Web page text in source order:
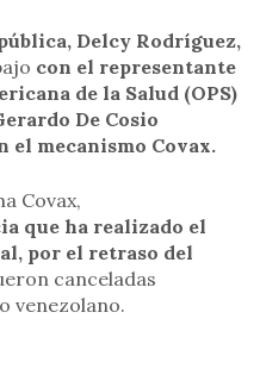
Delcy Rodríguez,
con el representante
de la Salud (OPS)
De Cosio
el mecanismo Covax.
Covax,
que ha realizado el
por el retraso del
canceladas
venezolano.